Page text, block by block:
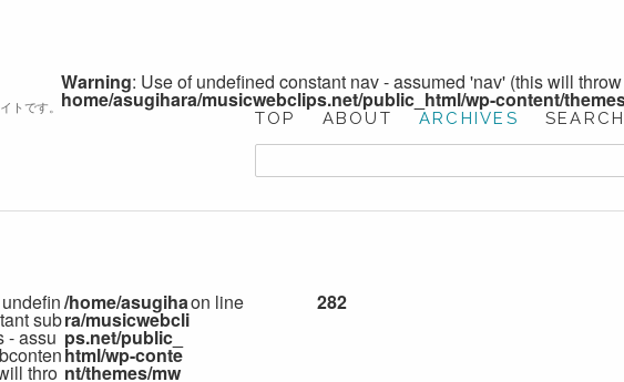
トです。
Warning: Use of undefined constant nav - assumed 'nav' (this will
home/asugihara/musicwebclips.net/public_html/wp-content/
TOP ABOUT ARCHIVES SEARCH
sub
- assu
thro
/home/asugiha
ra/musicwebcli
ps.net/public_
html/wp-conte
nt/themes/mw
on line 282